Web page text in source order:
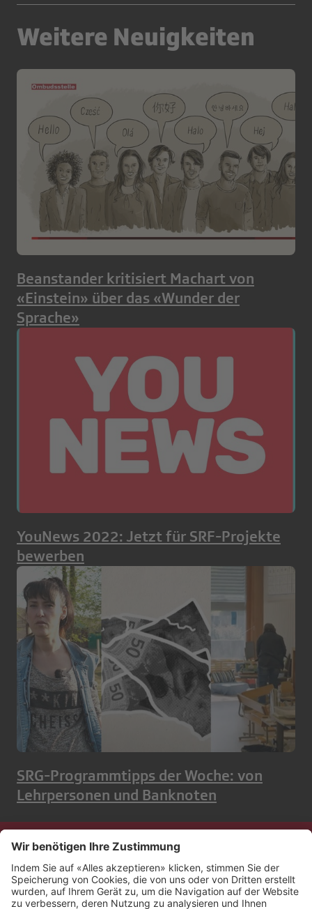
Weitere Neuigkeiten
Beanstander kritisiert Machart von
«Einstein» über das «Wunder der
Sprache»
YouNews 2022: Jetzt für SRF-Projekte
bewerben
SRG-Programmtipps der Woche: von
Lehrpersonen und Banknoten
Kontakt
Impressum